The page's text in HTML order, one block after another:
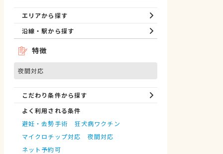
エリアから探す
沿線・駅から探す
特徴
夜間対応
こだわり条件から探す
よく利用される条件
避妊・去勢手術
狂犬病ワクチン
マイクロチップ対応
夜間対応
ネット予約可